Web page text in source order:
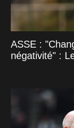
ASSE :
négativité" :